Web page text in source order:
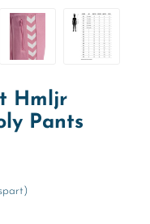
Hmljr
Pants